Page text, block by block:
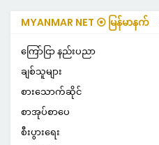
MYANMAR NET ⦿ မြန်မာနက်
ကြော်ငြာ နည်းပညာ
ချစ်သူများ
စားသောက်ဆိုင်
စာအုပ်စာပေ
စီးပွားရေး